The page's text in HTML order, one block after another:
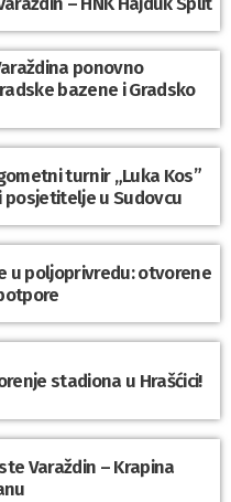
ponovno
bazene i Gradsko
turnir „Luka Kos”
posjetitelje u Sudovcu
u poljoprivredu: otvorene
stadiona u Hrašćici!
Varaždin – Krapina